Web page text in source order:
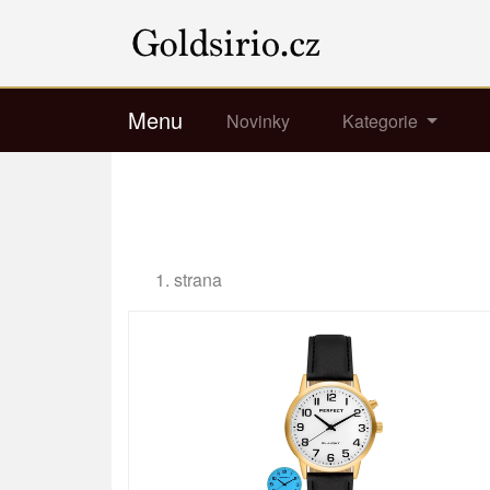
Menu Novinky Kategorie
1. strana